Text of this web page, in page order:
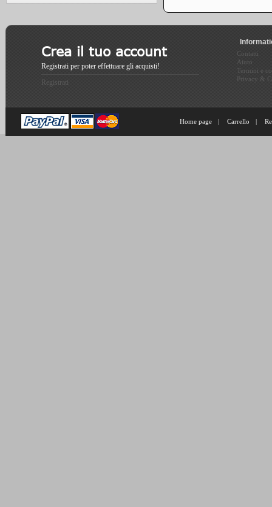
Crea il tuo account
Registrati per poter effettuare gli acquisti!
Registrati
Contatti
Aiuto
Termini e
Privacy &
Home page | Carrello |